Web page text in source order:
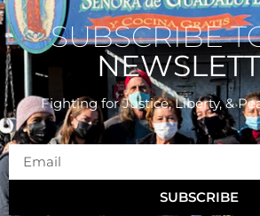
SUBSCRIBE
Fighting for Justice, Liberty, &
SUBSCRIBE